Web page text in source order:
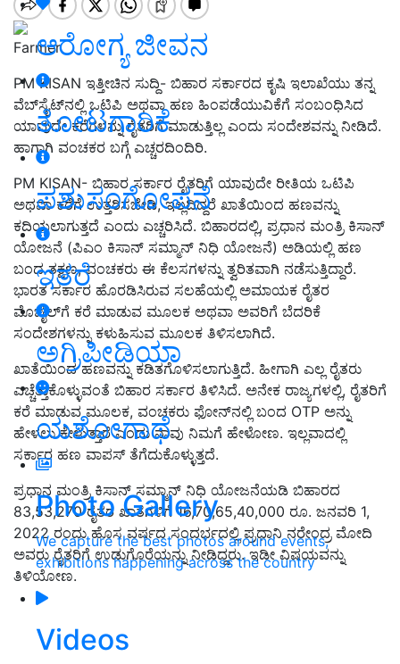
ಆರೋಗ್ಯ ಜೀವನ
ತೋಟಗಾರಿಕೆ
ಪಶುಸಂಗೋಪನೆ
ಇತರೆ
ಅಗ್ರಿಪೀಡಿಯಾ
ಯಶೋಗಾಥೆ
Photo Gallery
We capture the best photos around events,
exhibitions happening across the country
Videos
Farmer
PM KISAN ಇತ್ತೀಚಿನ ಸುದ್ದಿ- ಬಿಹಾರ ಸರ್ಕಾರದ ಕೃಷಿ ಇಲಾಖೆಯು ತನ್ನ
ವೆಬ್‌ಸೈಟ್‌ನಲ್ಲಿ ಒಟಿಪಿ ಅಥವಾ ಹಣ ಹಿಂಪಡೆಯುವಿಕೆಗೆ ಸಂಬಂಧಿಸಿದ
ಯಾವುದೇ ಕರೆಗಳನ್ನು ರೈತರಿಗೆ ಮಾಡುತ್ತಿಲ್ಲ ಎಂದು ಸಂದೇಶವನ್ನು ನೀಡಿದೆ.
ಹಾಗಾಗಿ ವಂಚಕರ ಬಗ್ಗೆ ಎಚ್ಚರದಿಂದಿರಿ.
PM KISAN- ಬಿಹಾರ ಸರ್ಕಾರ ರೈತರಿಗೆ ಯಾವುದೇ ರೀತಿಯ ಒಟಿಪಿ
ಅಥವಾ ಕರೆಗೆ ಉತ್ತರಿಸಬೇಡಿ, ಇಲ್ಲದಿದ್ದರೆ ಖಾತೆಯಿಂದ ಹಣವನ್ನು
ಕದಿಯಲಾಗುತ್ತದೆ ಎಂದು ಎಚ್ಚರಿಸಿದೆ. ಬಿಹಾರದಲ್ಲಿ, ಪ್ರಧಾನ ಮಂತ್ರಿ ಕಿಸಾನ್
ಯೋಜನೆ (ಪಿಎಂ ಕಿಸಾನ್ ಸಮ್ಮಾನ್ ನಿಧಿ ಯೋಜನೆ) ಅಡಿಯಲ್ಲಿ ಹಣ
ಬಂದ ತಕ್ಷಣ, ವಂಚಕರು ಈ ಕೆಲಸಗಳನ್ನು ತ್ವರಿತವಾಗಿ ನಡೆಸುತ್ತಿದ್ದಾರೆ.
ಭಾರತ ಸರ್ಕಾರ ಹೊರಡಿಸಿರುವ ಸಲಹೆಯಲ್ಲಿ ಅಮಾಯಕ ರೈತರ
ಮೊಬೈಲ್‌ಗೆ ಕರೆ ಮಾಡುವ ಮೂಲಕ ಅಥವಾ ಅವರಿಗೆ ಬೆದರಿಕೆ
ಸಂದೇಶಗಳನ್ನು ಕಳುಹಿಸುವ ಮೂಲಕ ತಿಳಿಸಲಾಗಿದೆ.
ಖಾತೆಯಿಂದ ಹಣವನ್ನು ಕಡಿತಗೊಳಿಸಲಾಗುತ್ತಿದೆ. ಹೀಗಾಗಿ ಎಲ್ಲ ರೈತರು
ಎಚ್ಚೆತ್ತುಕೊಳ್ಳುವಂತೆ ಬಿಹಾರ ಸರ್ಕಾರ ತಿಳಿಸಿದೆ. ಅನೇಕ ರಾಜ್ಯಗಳಲ್ಲಿ, ರೈತರಿಗೆ
ಕರೆ ಮಾಡುವ ಮೂಲಕ, ವಂಚಕರು ಫೋನ್‌ನಲ್ಲಿ ಬಂದ OTP ಅನ್ನು
ಹೇಳಲು ಕೇಳುತ್ತಾರೆ ಎಂದು ನಾವು ನಿಮಗೆ ಹೇಳೋಣ. ಇಲ್ಲವಾದಲ್ಲಿ
ಸರ್ಕಾರ ಹಣ ವಾಪಸ್ ತೆಗೆದುಕೊಳ್ಳುತ್ತದೆ.
ಪ್ರಧಾನ ಮಂತ್ರಿ ಕಿಸಾನ್ ಸಮ್ಮಾನ್ ನಿಧಿ ಯೋಜನೆಯಡಿ ಬಿಹಾರದ
83,53,270 ರೈತರ ಖಾತೆಗಳಿಗೆ 16,70,65,40,000 ರೂ. ಜನವರಿ 1,
2022 ರಂದು ಹೊಸ ವರ್ಷದ ಸಂದರ್ಭದಲ್ಲಿ ಪ್ರಧಾನಿ ನರೇಂದ್ರ ಮೋದಿ
ಅವರು ರೈತರಿಗೆ ಉಡುಗೊರೆಯನ್ನು ನೀಡಿದ್ದರು. ಇಡೀ ವಿಷಯವನ್ನು
ತಿಳಿಯೋಣ.